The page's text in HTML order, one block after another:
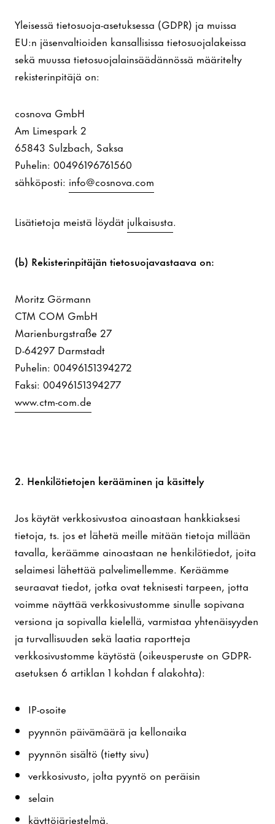
Yleisessä tietosuoja-asetuksessa (GDPR) ja muissa
EU:n jäsenvaltioiden kansallisissa tietosuojalakeissa
sekä muussa tietosuojalainsäädännössä määritelty
rekisterinpitäjä on:
cosnova GmbH
Am Limespark 2
65843 Sulzbach, Saksa
Puhelin: 00496196761560
sähköposti: info@cosnova.com
Lisätietoja meistä löydät julkaisusta.
(b) Rekisterinpitäjän tietosuojavastaava on:
Moritz Görmann
CTM COM GmbH
Marienburgstraße 27
D-64297 Darmstadt
Puhelin: 00496151394272
Faksi: 00496151394277
www.ctm-com.de
2. Henkilötietojen kerääminen ja käsittely
Jos käytät verkkosivustoa ainoastaan hankkiaksesi
tietoja, ts. jos et lähetä meille mitään tietoja millään
tavalla, keräämme ainoastaan ne henkilötiedot, joita
selaimesi lähettää palvelimellemme. Keräämme
seuraavat tiedot, jotka ovat teknisesti tarpeen, jotta
voimme näyttää verkkosivustomme sinulle sopivana
versiona ja sopivalla kielellä, varmistaa yhtenäisyyden
ja turvallisuuden sekä laatia raportteja
verkkosivustomme käytöstä (oikeusperuste on GDPR-
asetuksen 6 artiklan 1 kohdan f alakohta):
IP-osoite
pyynnön päivämäärä ja kellonaika
pyynnön sisältö (tietty sivu)
verkkosivusto, jolta pyyntö on peräisin
selain
käyttöjärjestelmä.